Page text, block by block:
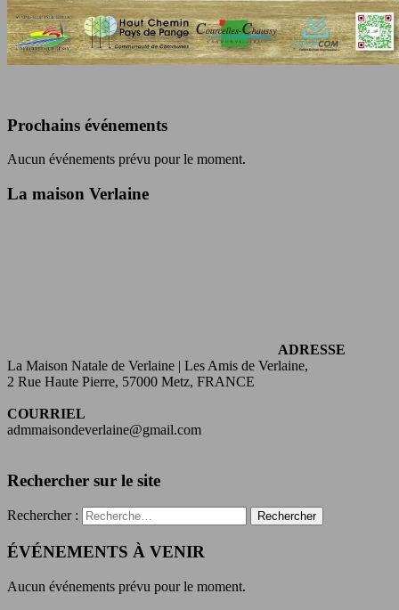
Prochains événements
Aucun événements prévu pour le moment.
La maison Verlaine
ADRESSE
La Maison Natale de Verlaine | Les Amis de Verlaine,
2 Rue Haute Pierre, 57000 Metz, FRANCE
COURRIEL
admmaisondeverlaine@gmail.com
Rechercher sur le site
Rechercher :
ÉVÉNEMENTS À VENIR
Aucun événements prévu pour le moment.